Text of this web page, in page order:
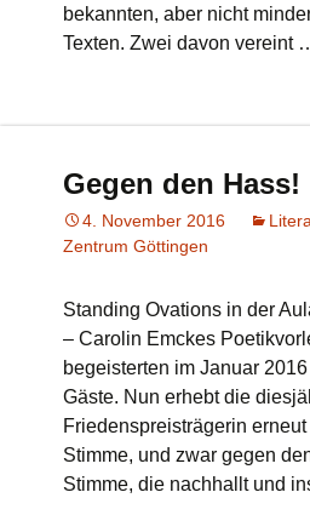
bekannten, aber nicht
Texten. Zwei davon vereint
Gegen den Hass!
4. November 2016
Zentrum Göttingen
Standing Ovations in der
– Carolin Emckes
begeisterten im Januar
Gäste. Nun erhebt die
Friedenspreisträgerin
Stimme, und zwar gegen
Stimme, die nachhallt und